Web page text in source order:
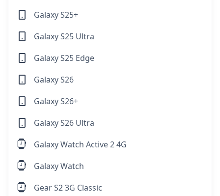
Galaxy S25+
Galaxy S25 Ultra
Galaxy S25 Edge
Galaxy S26
Galaxy S26+
Galaxy S26 Ultra
Galaxy Watch Active 2 4G
Galaxy Watch
Gear S2 3G Classic